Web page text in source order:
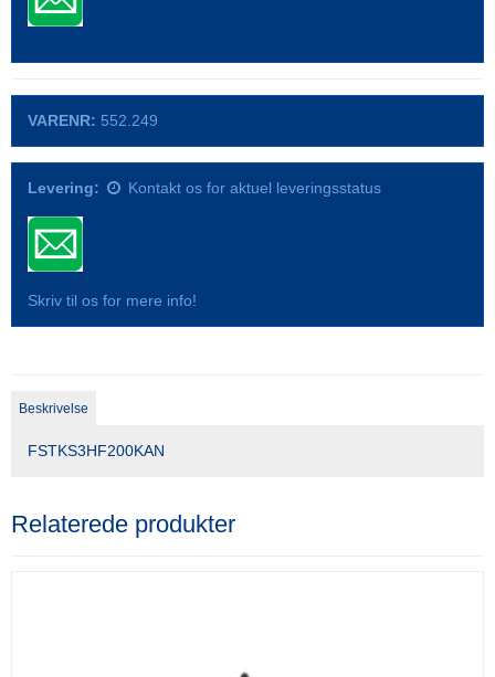
VARENR: 552.249
Levering: Kontakt os for aktuel leveringsstatus
Skriv til os for mere info!
Beskrivelse
FSTKS3HF200KAN
Relaterede produkter